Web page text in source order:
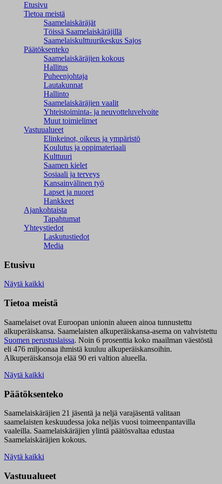
Etusivu
Tietoa meistä
Saamelaiskäräjät
Töissä Saamelaiskäräjillä
Saamelaiskulttuuri­keskus Sajos
Päätöksenteko
Saamelaiskäräjien kokous
Hallitus
Puheenjohtaja
Lautakunnat
Hallinto
Saamelaiskäräjien vaalit
Yhteistoiminta- ja neuvotteluvelvoite
Muut toimielimet
Vastuualueet
Elinkeinot, oikeus ja ympäristö
Koulutus ja oppimateriaali
Kulttuuri
Saamen kielet
Sosiaali ja terveys
Kansainvälinen työ
Lapset ja nuoret
Hankkeet
Ajankohtaista
Tapahtumat
Yhteystiedot
Laskutustiedot
Media
Etusivu
Näytä kaikki
Tietoa meistä
Saamelaiset ovat Euroopan unionin alueen ainoa tunnustettu
alkuperäiskansa. Saamelaisten alkuperäiskansa-asema on vahvistettu
Suomen perustuslaissa. Noin 6 prosenttia koko maailman väestöstä
eli 476 miljoonaa ihmistä kuuluu alkuperäiskansoihin.
Alkuperäiskansoja elää 90 eri valtion alueella.
Näytä kaikki
Päätöksenteko
Saamelaiskäräjien 21 jäsentä ja neljä varajäsentä valitaan
saamelaisten keskuudessa joka neljäs vuosi toimeenpantavilla
vaaleilla. Saamelaiskäräjien ylintä päätösvaltaa edustaa
Saamelaiskäräjien kokous.
Näytä kaikki
Vastuualueet